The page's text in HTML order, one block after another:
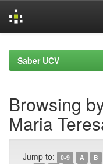
navigationSaber UCV
Browsing
Maria
Jump to: 0-9 A B